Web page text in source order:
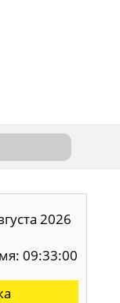
2026
09:33:00